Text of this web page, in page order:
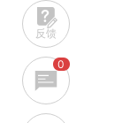
反馈
0